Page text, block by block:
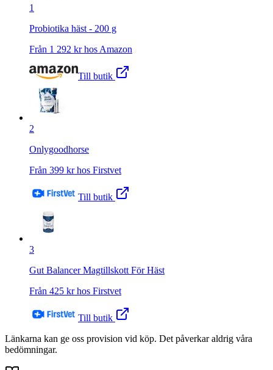
1
Probiotika häst - 200 g
Från 1 292 kr hos Amazon
Till butik
2
Onlygoodhorse
Från 399 kr hos Firstvet
Till butik
3
Gut Balancer Magtillskott För Häst
Från 425 kr hos Firstvet
Till butik
Länkarna kan ge oss provision vid köp. Det påverkar aldrig våra
bedömningar.